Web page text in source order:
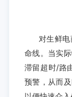
对生鲜
命线。当实
滞留超时/路
预警，从而